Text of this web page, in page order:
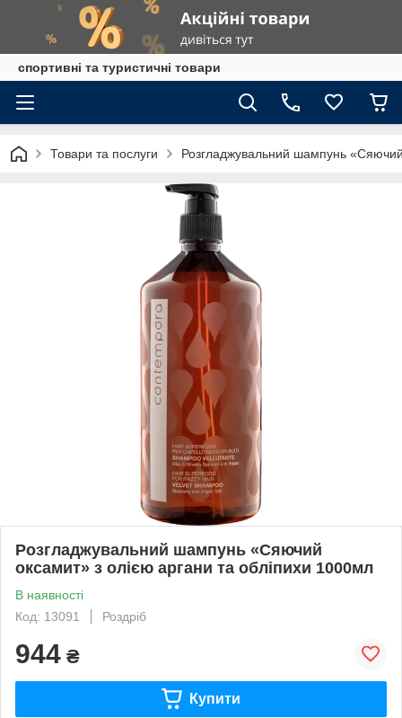
спортивні та туристичні товари
Товари та послуги Розгладжувальний шампунь
Розгладжувальний шампунь «Сяючий
оксамит» з олією аргани та обліпихи 1000мл
В наявності
Код: 13091
Роздріб
944 ₴
Купити